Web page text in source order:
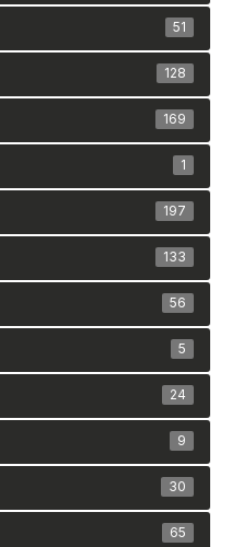
51
128
169
1
197
133
56
5
24
9
30
65